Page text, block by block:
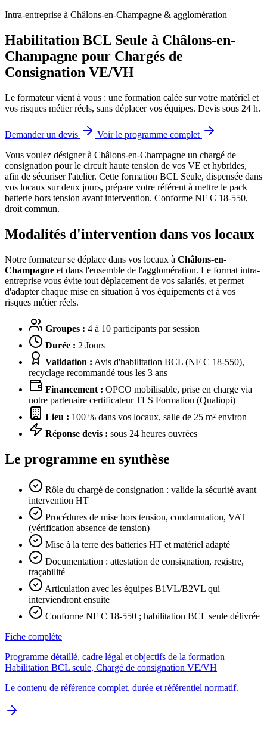
Intra-entreprise à Châlons-en-Champagne & agglomération
Habilitation BCL Seule à Châlons-en-
Champagne pour Chargés de
Consignation VE/VH
Le formateur vient à vous : une formation calée sur votre matériel et
vos risques métier réels, sans déplacer vos équipes. Devis sous 24 h.
Demander un devis
Voir le programme complet
Vous voulez désigner à Châlons-en-Champagne un chargé de
consignation pour le circuit haute tension de vos VE et hybrides,
afin de sécuriser l'atelier. Cette formation BCL Seule, dispensée dans
vos locaux sur deux jours, prépare votre référent à mettre le pack
batterie hors tension avant intervention. Conforme NF C 18-550,
droit commun.
Modalités d'intervention dans vos locaux
Notre formateur se déplace dans vos locaux à Châlons-en-
Champagne et dans l'ensemble de l'agglomération. Le format intra-
entreprise vous évite tout déplacement de vos salariés, et permet
d'adapter chaque mise en situation à vos équipements et à vos
risques métier réels.
Groupes : 4 à 10 participants par session
Durée : 2 Jours
Validation : Avis d'habilitation BCL (NF C 18-550),
recyclage recommandé tous les 3 ans
Financement : OPCO mobilisable, prise en charge via
notre partenaire certificateur TLS Formation (Qualiopi)
Lieu : 100 % dans vos locaux, salle de 25 m² environ
Réponse devis : sous 24 heures ouvrées
Le programme en synthèse
Rôle du chargé de consignation : valide la sécurité avant
intervention HT
Procédures de mise hors tension, condamnation, VAT
(vérification absence de tension)
Mise à la terre des batteries HT et matériel adapté
Documentation : attestation de consignation, registre,
traçabilité
Articulation avec les équipes B1VL/B2VL qui
interviendront ensuite
Conforme NF C 18-550 ; habilitation BCL seule délivrée
Fiche complète
Programme détaillé, cadre légal et objectifs de la formation
Habilitation BCL seule, Chargé de consignation VE/VH
Le contenu de référence complet, durée et référentiel normatif.